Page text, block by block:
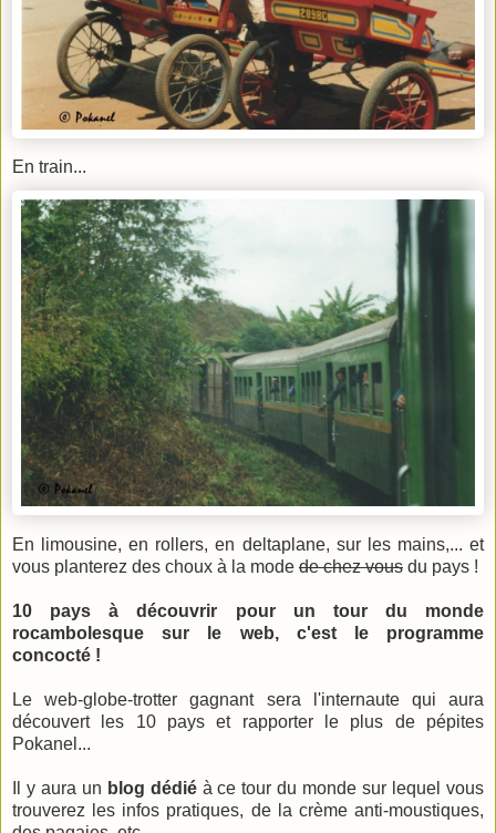
En train...
En limousine, en rollers, en deltaplane, sur les mains,... et
vous planterez des choux à la mode de chez vous du pays !
10 pays à découvrir pour un tour du monde
rocambolesque sur le web, c'est le programme
concocté !
Le web-globe-trotter gagnant sera l'internaute qui aura
découvert les 10 pays et rapporter le plus de pépites
Pokanel...
Il y aura un blog dédiéà ce tour du monde sur lequel vous
trouverez les infos pratiques, de la crème anti-moustiques,